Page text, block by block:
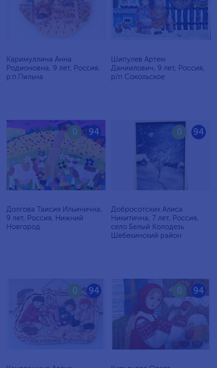
Каримуллина Анна
Родионовна, 9 лет, Россия,
р.п.Пильна
Шипулев Артем
Даниилович, 9 лет, Россия,
р/п Сокольское
94
0
Долгова Таисия Ильинична,
9 лет, Россия, Нижний
Новгород
94
0
Добросотских Алиса
Никитична, 7 лет, Россия,
село Белый Колодезь
Шебекинский район
94
0 94
0